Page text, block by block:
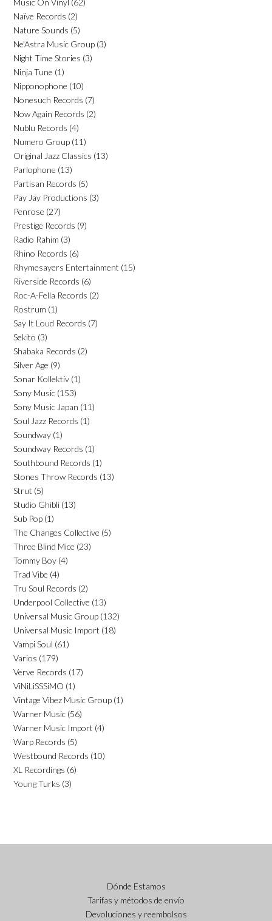
Naïve Records (2)
Nature Sounds (5)
Ne'Astra Music Group (3)
Night Time Stories (3)
Ninja Tune (1)
Nipponophone (10)
Nonesuch Records (7)
Now Again Records (2)
Nublu Records (4)
Numero Group (11)
Original Jazz Classics (13)
Parlophone (13)
Partisan Records (5)
Pay Jay Productions (3)
Penrose (27)
Prestige Records (9)
Radio Rahim (3)
Rhino Records (6)
Rhymesayers Entertainment (15)
Riverside Records (6)
Roc-A-Fella Records (2)
Rostrum (1)
Say It Loud Records (7)
Sekito (3)
Shabaka Records (2)
Silver Age (9)
Sonar Kollektiv (1)
Sony Music (153)
Sony Music Japan (11)
Soul Jazz Records (1)
Soundway (1)
Soundway Records (1)
Southbound Records (1)
Stones Throw Records (13)
Strut (5)
Studio Ghibli (13)
Sub Pop (1)
The Changes Collective (5)
Three Blind Mice (23)
Tommy Boy (4)
Trad Vibe (4)
Tru Soul Records (2)
Underpool Collective (13)
Universal Music Group (132)
Universal Music Import (18)
Vampi Soul (61)
Varios (179)
Verve Records (17)
ViNiLiSSSiMO (1)
Vintage Vibez Music Group (1)
Warner Music (56)
Warner Music Import (4)
Warp Records (5)
Westbound Records (10)
XL Recordings (6)
Young Turks (3)
Dónde Estamos
Tarifas y métodos de envío
Devoluciones y reembolsos